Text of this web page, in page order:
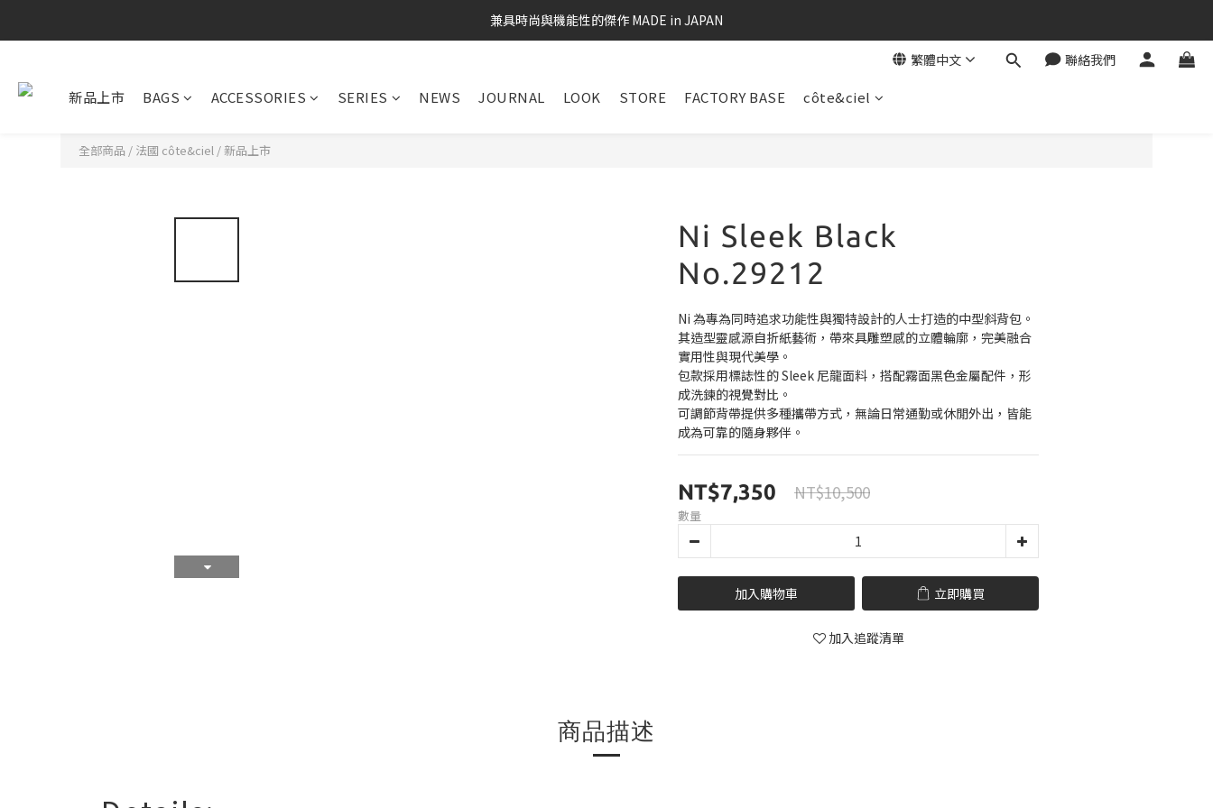
兼具時尚與機能性的傑作 MADE in JAPAN
繁體中文 聯絡我們
新品上市 BAGS ACCESSORIES SERIES NEWS JOURNAL LOOK STORE FACTORY BASE côte&ciel
全部商品 / 法國 côte&ciel /新品上市
Ni Sleek Black
No.29212
Ni 為專為同時追求功能性與獨特設計的人士打造的中型斜背包。
其造型靈感源自折紙藝術，帶來具雕塑感的立體輪廓，完美融合
實用性與現代美學。
包款採用標誌性的 Sleek 尼龍面料，搭配霧面黑色金屬配件，形
成洗鍊的視覺對比。
可調節背帶提供多種攜帶方式，無論日常通勤或休閒外出，皆能
成為可靠的隨身夥伴。
NT$7,350 NT$10,500
數量
加入購物車 立即購買
加入追蹤清單
商品描述